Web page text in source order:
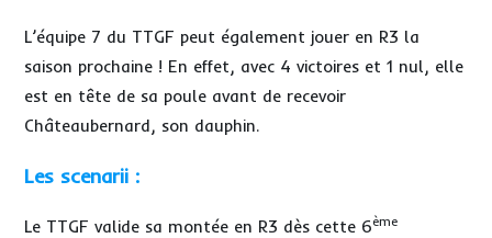
L’équipe 7 du TTGF peut également jouer en R3 la
saison prochaine ! En effet, avec 4 victoires et 1 nul, elle
est en tête de sa poule avant de recevoir
Châteaubernard, son dauphin.
Les scenarii :
Le TTGF valide sa montée en R3 dès cette 6ème